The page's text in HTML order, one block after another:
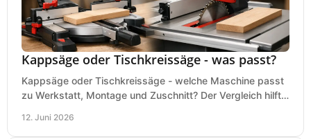
Kappsäge oder Tischkreissäge - was passt?
Kappsäge oder Tischkreissäge - welche Maschine passt
zu Werkstatt, Montage und Zuschnitt? Der Vergleich hilft
12. Juni 2026